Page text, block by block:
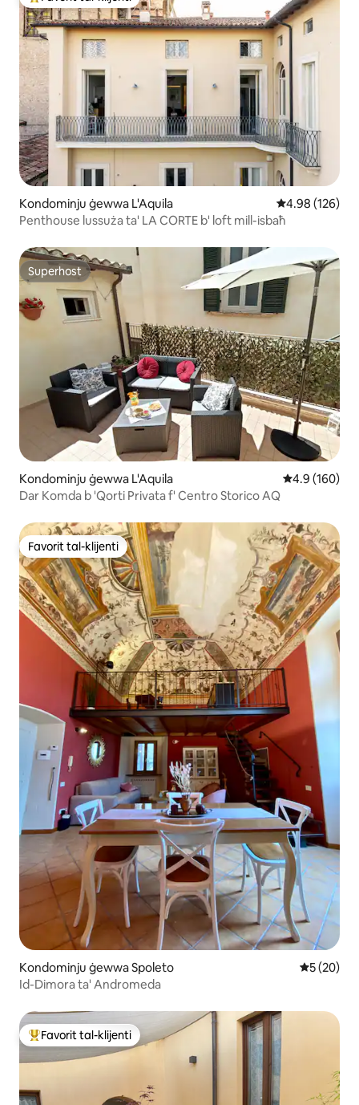
Wieħed mill-aqwa favoriti tal-klijenti
Kondominju ġewwa L'Aquila Rating medju
4.98 (126)
Penthouse lussuża ta' LA CORTE b' loft mill-isbaħ
Superhost
Superhost
Kondominju ġewwa L'Aquila Rating
4.9 (160)
Dar Komda b 'Qorti Privata f' Centro Storico AQ
Favorit tal-klijenti
Favorit tal-klijenti
Kondominju ġewwa Spoleto Rating
5 (20)
Id-Dimora ta' Andromeda
Wieħed mill-aqwa favoriti tal-klijenti
Favorit tal-klijenti